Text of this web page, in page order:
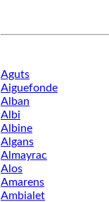
Aguts
Aiguefonde
Alban
Albi
Albine
Algans
Almayrac
Alos
Amarens
Ambialet